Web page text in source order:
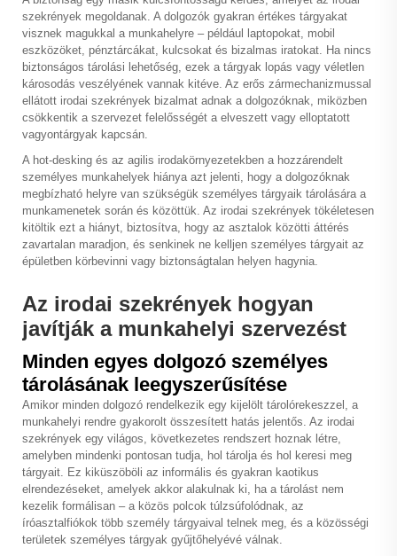
szekrények megoldanak. A dolgozók gyakran értékes tárgyakat
visznek magukkal a munkahelyre – például laptopokat, mobil
eszközöket, pénztárcákat, kulcsokat és bizalmas iratokat. Ha nincs
biztonságos tárolási lehetőség, ezek a tárgyak lopás vagy véletlen
károsodás veszélyének vannak kitéve. Az erős zármechanizmussal
ellátott irodai szekrények bizalmat adnak a dolgozóknak, miközben
csökkentik a szervezet felelősségét a elveszett vagy elloptatott
vagyontárgyak kapcsán.
A hot-desking és az agilis irodakörnyezetekben a hozzárendelt
személyes munkahelyek hiánya azt jelenti, hogy a dolgozóknak
megbízható helyre van szükségük személyes tárgyaik tárolására a
munkamenetek során és közöttük. Az irodai szekrények tökéletesen
kitöltik ezt a hiányt, biztosítva, hogy az asztalok közötti áttérés
zavartalan maradjon, és senkinek ne kelljen személyes tárgyait az
épületben körbevinni vagy biztonságtalan helyen hagynia.
Az irodai szekrények hogyan
javítják a munkahelyi szervezést
Minden egyes dolgozó személyes
tárolásának leegyszerűsítése
Amikor minden dolgozó rendelkezik egy kijelölt tárolórekeszzel, a
munkahelyi rendre gyakorolt összesített hatás jelentős. Az irodai
szekrények egy világos, következetes rendszert hoznak létre,
amelyben mindenki pontosan tudja, hol tárolja és hol keresi meg
tárgyait. Ez kiküszöböli az informális és gyakran kaotikus
elrendezéseket, amelyek akkor alakulnak ki, ha a tárolást nem
kezelik formálisan – a közös polcok túlzsúfolódnak, az
íróasztalfiókok több személy tárgyaival telnek meg, és a közösségi
területek személyes tárgyak gyűjtőhelyévé válnak.